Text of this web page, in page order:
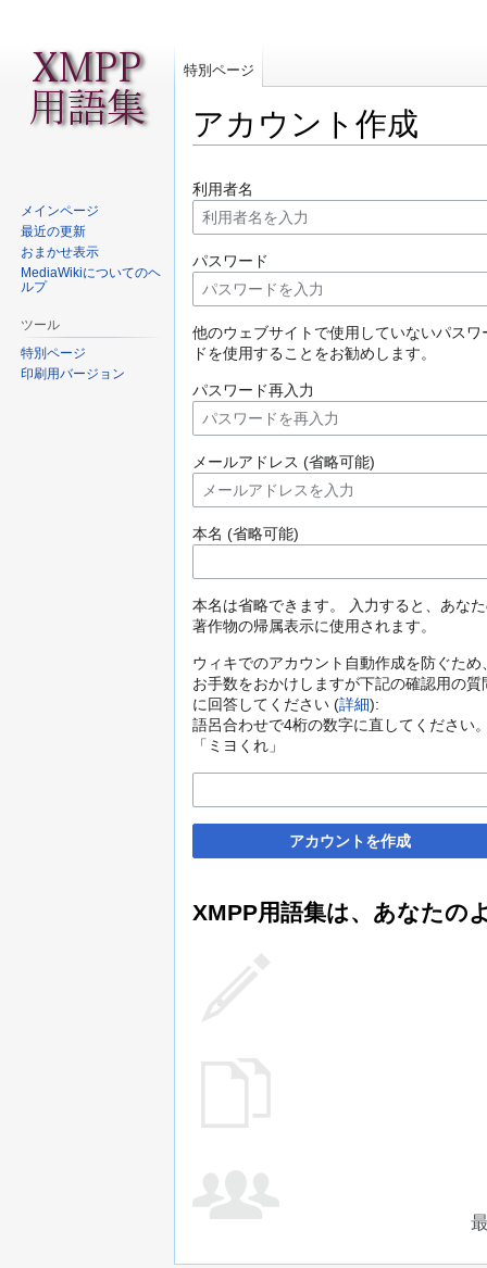
アカウント作成
ビ
ゲ
シ
ョ
に
移
動
索
に
動
利用者名
パスワード
他のウェブサイトで使用していないパスワ
ドを使用することをお勧めします。
パスワード再入力
メールアドレス (省略可能)
本名 (省略可能)
本名は省略できます。 入力すると、あな
著作物の帰属表示に使用されます。
ウィキでのアカウント自動作成を防ぐため
お手数をおかけしますが下記の確認用の質
に回答してください (詳細):
語呂合わせで4桁の数字に直してください
「ミヨくれ」
アカウントを作成
XMPP用語集は、あなたの
特別ページ
メインページ
最近の更新
おまかせ表示
MediaWikiについてのヘ
ルプ
ツール
特別ページ
印刷用バージョン